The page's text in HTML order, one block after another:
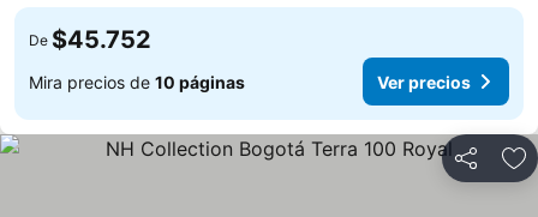
De $45.752
Mira precios de 10 páginas Ver precios
Compartir